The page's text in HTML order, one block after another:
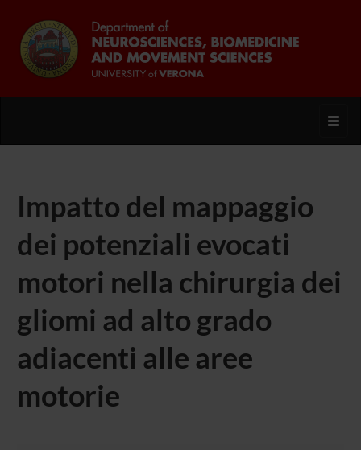
Impatto del mappaggio
dei potenziali evocati
motori nella chirurgia dei
gliomi ad alto grado
adiacenti alle aree
motorie